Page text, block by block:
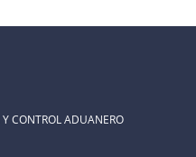
CONTROL ADUANERO